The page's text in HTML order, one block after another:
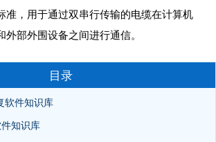
准，用于通过双串行传输的电缆在计算机
外部外围设备之间进行通信。
目录
软件知识库
知识库